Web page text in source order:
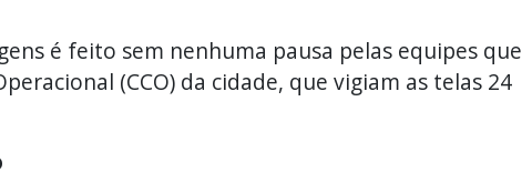
é feito sem nenhuma pausa pelas equipes que
(CCO) da cidade, que vigiam as telas 24